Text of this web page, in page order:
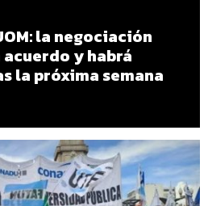
la negociación
y habrá
la próxima semana